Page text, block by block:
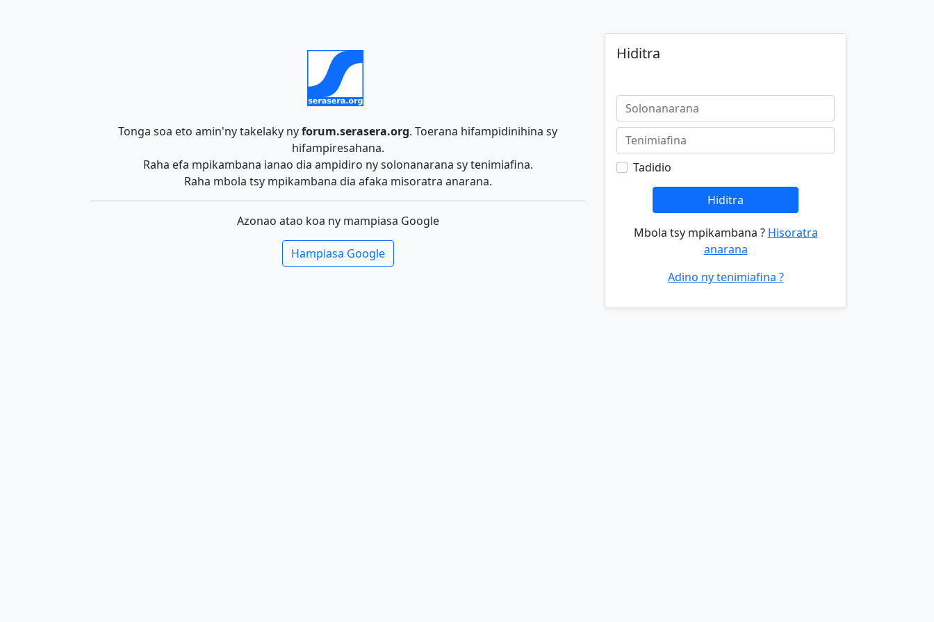
Tonga soa eto amin'ny takelaky nyforum.serasera.org. Toerana hifampidinihina sy
hifampiresahana.
Raha efa mpikambana ianao dia ampidiro ny solonanarana sy tenimiafina.
Raha mbola tsy mpikambana dia afaka misoratra anarana.
Azonao atao koa ny mampiasa Google
Hampiasa Google
Hiditra
Tadidio
Hiditra
Mbola tsy mpikambana ? Hisoratra
anarana
Adino ny tenimiafina ?